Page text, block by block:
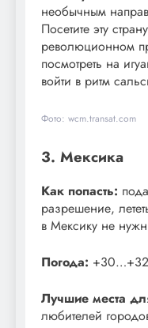
необычным
Посетите эту
революционном
посмотреть на
войти в ритм
Фото: wcm.transat.com
3. Мексика
Как попасть:
разрешение,
в Мексику не
Погода:
Лучшие места
любителей